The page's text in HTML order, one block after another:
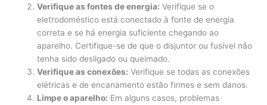
Verifique as fontes de energia: Verifique se o
eletrodoméstico está conectado à fonte de energia
correta e se há energia suficiente chegando ao
aparelho. Certifique-se de que o disjuntor ou fusível não
tenha sido desligado ou queimado.
Verifique as conexões: Verifique se todas as conexões
elétricas e de encanamento estão firmes e sem danos.
Limpe o aparelho: Em alguns casos, problemas